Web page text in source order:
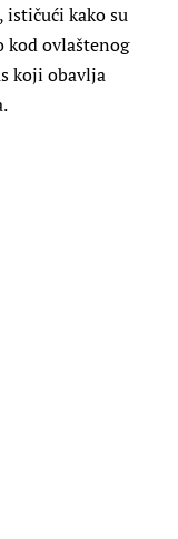
ističući kako su
kod ovlaštenog
koji obavlja